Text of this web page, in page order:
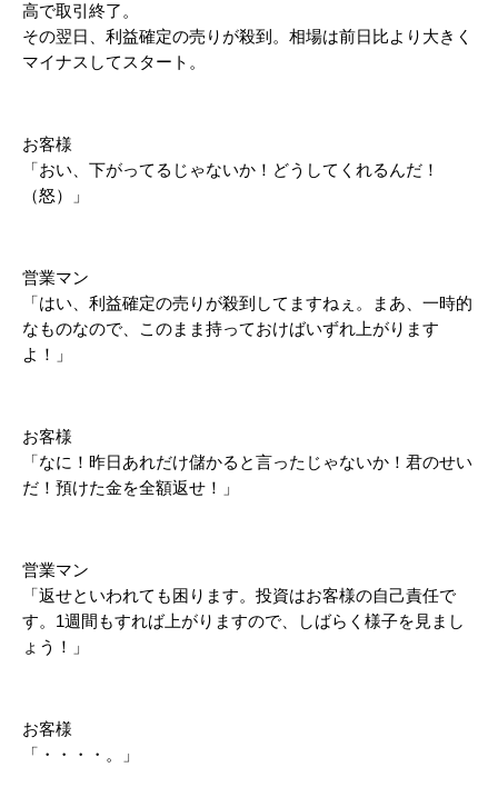
高で取引終了。
その翌日、利益確定の売りが殺到。相場は前日比より大きく
マイナスしてスタート。
お客様
「おい、下がってるじゃないか！どうしてくれるんだ！
（怒）」
営業マン
「はい、利益確定の売りが殺到してますねぇ。まあ、一時的
なものなので、このまま持っておけばいずれ上がります
よ！」
お客様
「なに！昨日あれだけ儲かると言ったじゃないか！君のせい
だ！預けた金を全額返せ！」
営業マン
「返せといわれても困ります。投資はお客様の自己責任で
す。1週間もすれば上がりますので、しばらく様子を見まし
ょう！」
お客様
「・・・・。」